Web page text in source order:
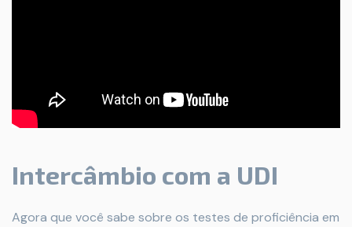
Intercâmbio com a UDI
Agora que você sabe sobre os testes de proficiência em